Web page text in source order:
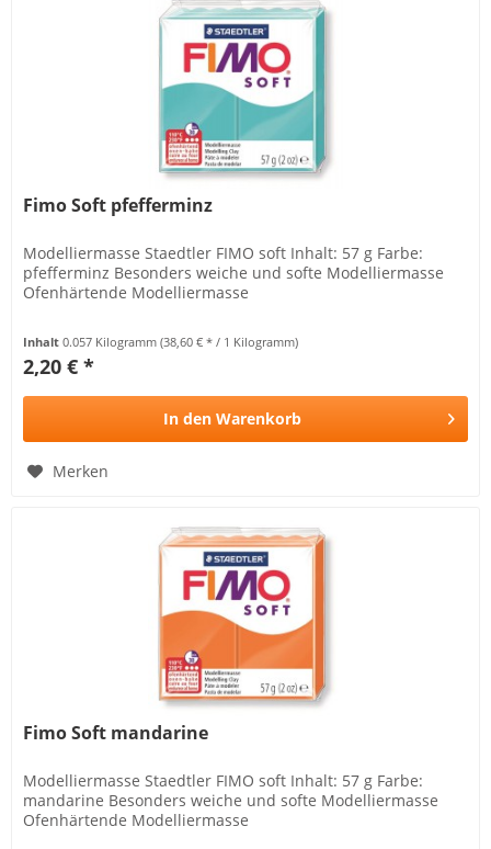
Fimo Soft pfefferminz
Modelliermasse Staedtler FIMO soft Inhalt: 57 g Farbe:
pfefferminz Besonders weiche und softe Modelliermasse
Ofenhärtende Modelliermasse
Inhalt0.057 Kilogramm(38,60 € * / 1 Kilogramm)
2,20 € *
In den Warenkorb
Merken
Fimo Soft mandarine
Modelliermasse Staedtler FIMO soft Inhalt: 57 g Farbe:
mandarine Besonders weiche und softe Modelliermasse
Ofenhärtende Modelliermasse